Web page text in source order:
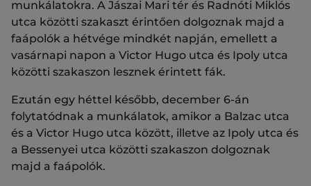
munkálatokra. A Jászai Mari tér és Radnóti Miklós
utca közötti szakaszt érintően dolgoznak majd a
faápolók a hétvége mindkét napján, emellett a
vasárnapi napon a Victor Hugo utca és Ipoly utca
közötti szakaszon lesznek érintett fák.
Ezután egy héttel később, december 6-án
folytatódnak a munkálatok, amikor a Balzac utca
és a Victor Hugo utca között, illetve az Ipoly utca és
a Bessenyei utca közötti szakaszon dolgoznak
majd a faápolók.